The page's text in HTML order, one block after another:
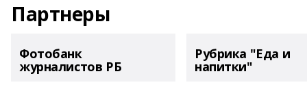
Партнеры
Фотобанк
журналистов РБ
Рубрика "Еда и
напитки"